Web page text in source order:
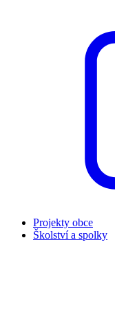
Projekty obce
Školství a spolky